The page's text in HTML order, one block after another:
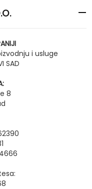
i usluge
SAD
8